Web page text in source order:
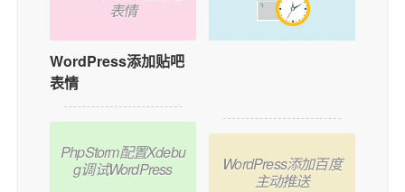
表情
WordPress添加贴吧
表情
PhpStorm配置Xdebu
g调试WordPress
WordPress添加百度
主动推送